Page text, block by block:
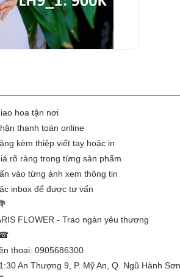
hoa tận nơi
thanh toán online
kèm thiệp viết tay hoặc in
rõ ràng trong từng sản phẩm
vào từng ảnh xem thông tin
inbox để được tư vấn
FLOWER - Trao ngàn yêu thương
thoại: 0905686300
An Thượng 9, P. Mỹ An, Q. Ngũ Hành